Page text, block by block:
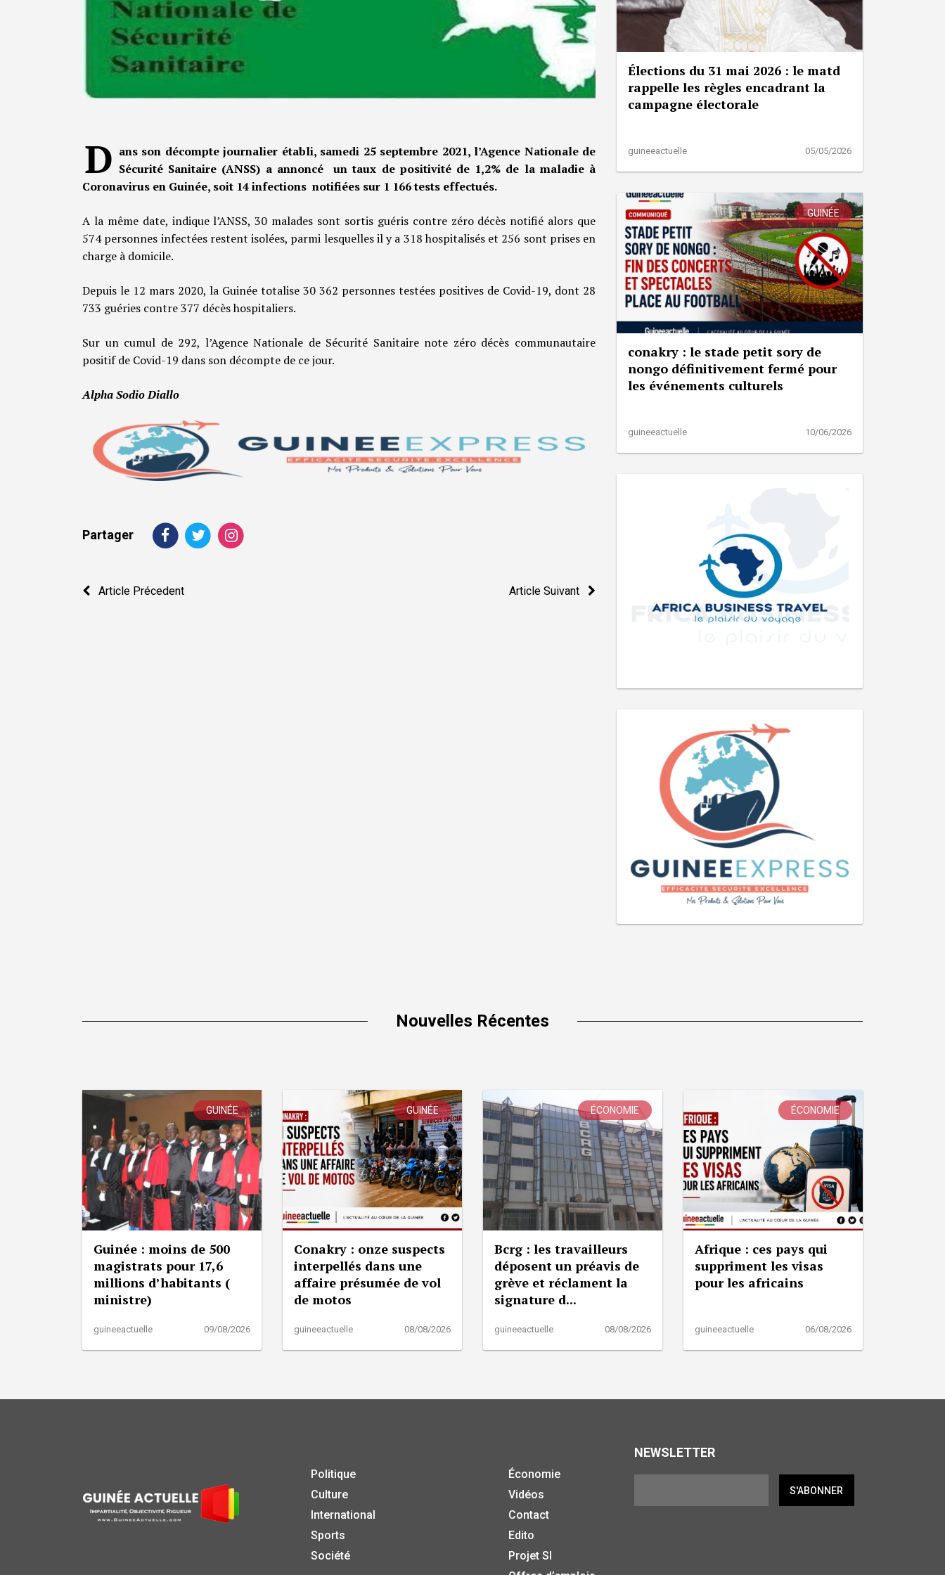
D ans son décompte journalier établi, samedi 25 septembre 2021, l’Agence Nationale de
Sécurité Sanitaire (ANSS) a annoncé un taux de positivité de 1,2% de la maladie à
Coronavirus en Guinée, soit 14 infections notifiées sur 1 166 tests effectués.
A la même date, indique l’ANSS, 30 malades sont sortis guéris contre zéro décès notifié alors que
574 personnes infectées restent isolées, parmi lesquelles il y a 318 hospitalisés et 256 sont prises en
charge à domicile.
Depuis le 12 mars 2020, la Guinée totalise 30 362 personnes testées positives de Covid-19, dont 28
733 guéries contre 377 décès hospitaliers.
Sur un cumul de 292, l’Agence Nationale de Sécurité Sanitaire note zéro décès communautaire
positif de Covid-19 dans son décompte de ce jour.
Alpha Sodio Diallo
Partager
Navigation
Article Précedent Article Suivant
Élections du 31 mai 2026 : le matd
rappelle les règles encadrant la
campagne électorale
guineeactuelle 05/05/2026
GUINÉE
​conakry : le stade petit sory de
nongo définitivement fermé pour
les événements culturels
guineeactuelle 10/06/2026
Nouvelles Récentes
GUINÉE
Guinée : moins de 500
magistrats pour 17,6
millions d’habitants (
ministre)
guineeactuelle 09/08/2026
GUINÉE
Conakry : onze suspects
interpellés dans une
affaire présumée de vol
de motos
guineeactuelle 08/08/2026
ÉCONOMIE
Bcrg : les travailleurs
déposent un préavis de
grève et réclament la
signature d...
guineeactuelle 08/08/2026
ÉCONOMIE
Afrique : ces pays qui
suppriment les visas
pour les africains
guineeactuelle 06/08/2026
Politique
Culture
International
Sports
Société
Économie
Vidéos
Contact
Edito
Projet SI
NEWSLETTER
S'ABONNER